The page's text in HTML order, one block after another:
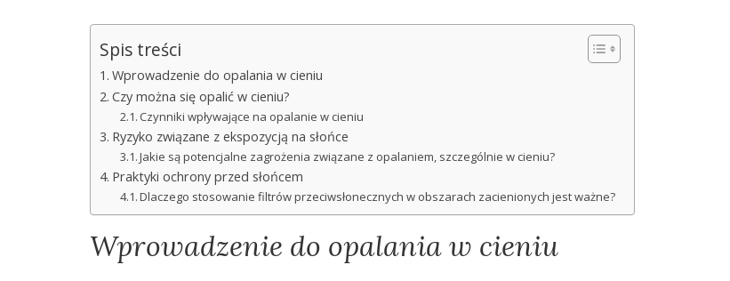
Spis treści
Wprowadzenie do opalania w cieniu
Czy można się opalić w cieniu?
Czynniki wpływające na opalanie w cieniu
Ryzyko związane z ekspozycją na słońce
Jakie są potencjalne zagrożenia związane z opalaniem, szczególnie w cieniu?
Praktyki ochrony przed słońcem
Dlaczego stosowanie filtrów przeciwsłonecznych w obszarach zacienionych jest ważne?
Wprowadzenie do opalania w cieniu